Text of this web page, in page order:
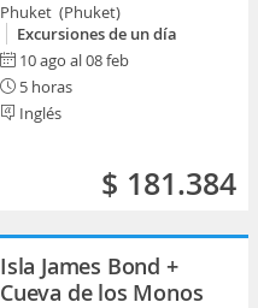
Phuket (Phuket)
Excursiones de un día
10 ago al 08 feb
5 horas
Inglés
$ 181.384
Isla James Bond +
Cueva de los Monos